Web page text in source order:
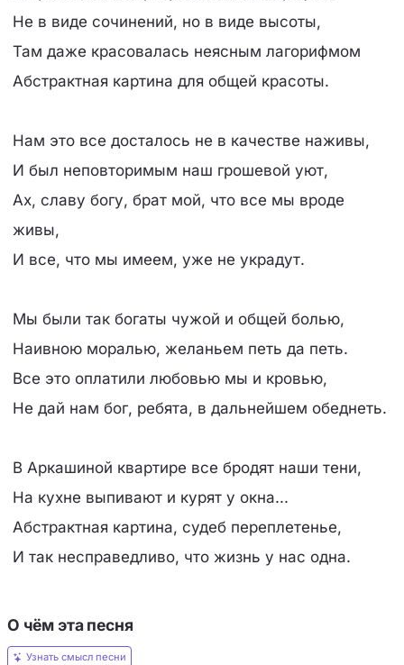
Не в виде сочинений, но в виде высоты,
Там даже красовалась неясным лагорифмом
Абстрактная картина для общей красоты.
Нам это все досталось не в качестве наживы,
И был неповторимым наш грошевой уют,
Ах, славу богу, брат мой, что все мы вроде
живы,
И все, что мы имеем, уже не украдут.
Мы были так богаты чужой и общей болью,
Наивною моралью, желаньем петь да петь.
Все это оплатили любовью мы и кровью,
Не дай нам бог, ребята, в дальнейшем обеднеть.
В Аркашиной квартире все бродят наши тени,
На кухне выпивают и курят у окна...
Абстрактная картина, судеб переплетенье,
И так несправедливо, что жизнь у нас одна.
О чём эта песня
Узнать смысл песни